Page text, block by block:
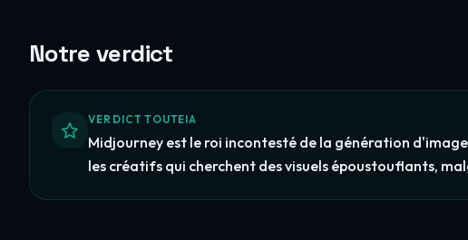
Notre verdict
VERDICT TOUTEIA
Midjourney est le roi incontesté de la génération
les créatifs qui cherchent des visuels époustouflants,